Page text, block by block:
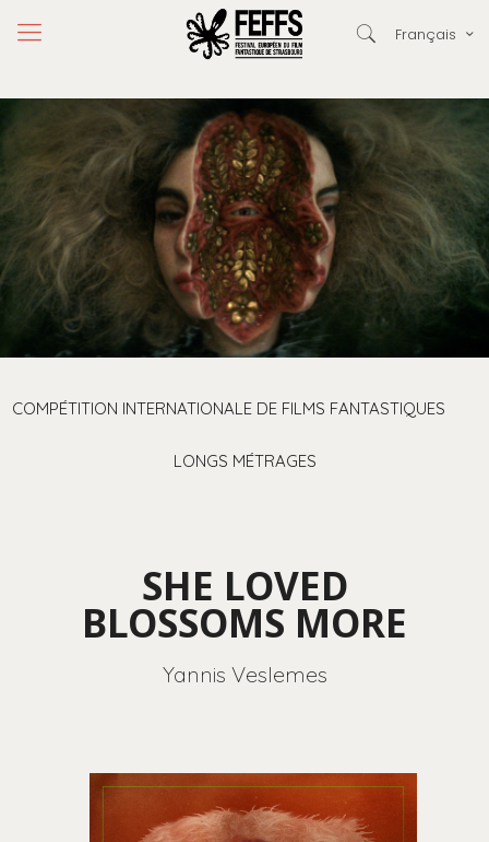
Français
COMPÉTITION INTERNATIONALE DE FILMS FANTASTIQUES
LONGS MÉTRAGES
SHE LOVED
BLOSSOMS MORE
Yannis Veslemes